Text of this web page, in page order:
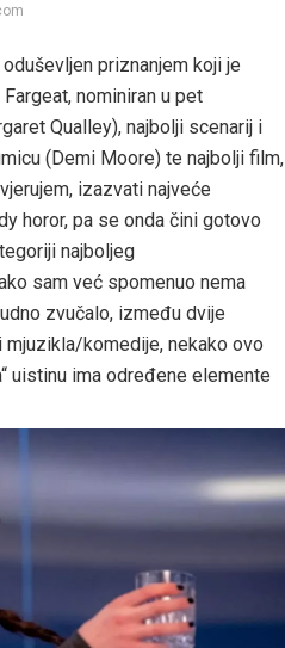
priznanjem koji je
nominiran u pet
Qualley), najbolji scenarij i
(Demi Moore) te najbolji film,
izazvati najveće
horor, pa se onda čini gotovo
najboljeg
sam već spomenuo nema
zvučalo, između dvije
komedije, nekako ovo
uistinu ima određene elemente